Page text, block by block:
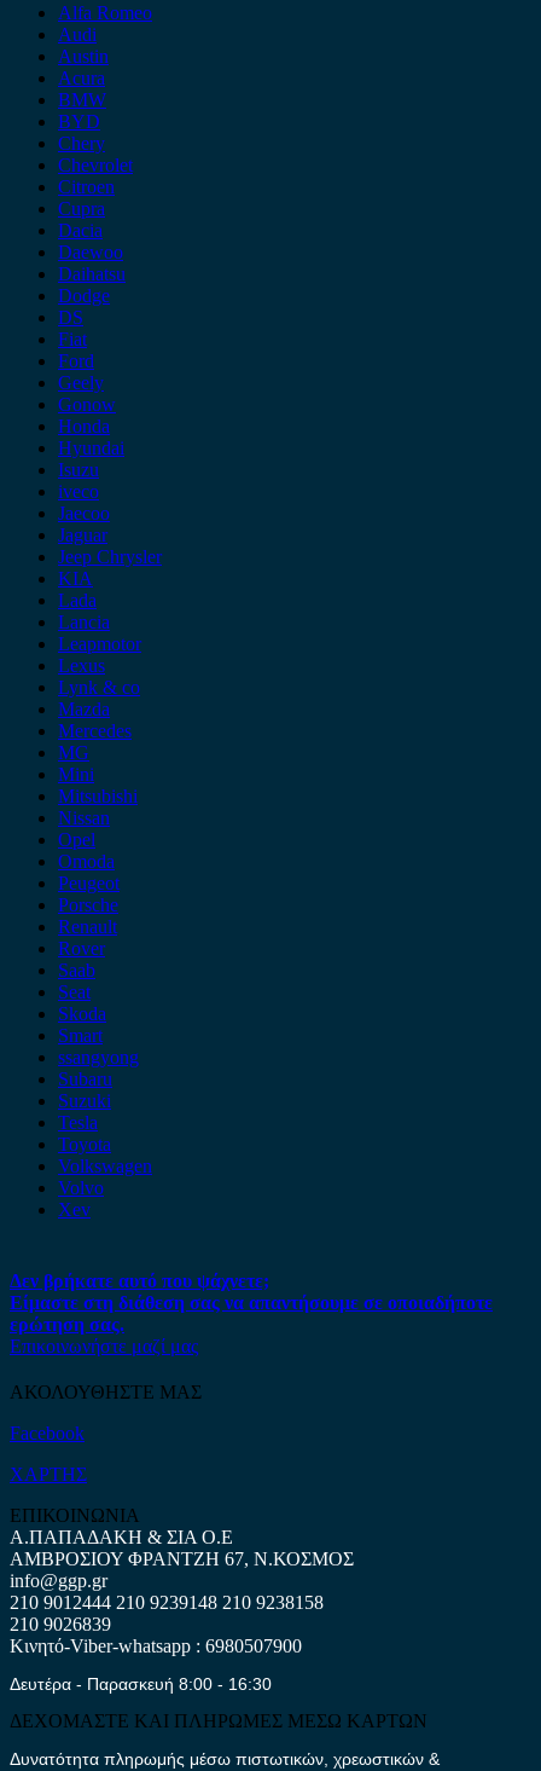
Alfa Romeo
Audi
Austin
Acura
BMW
BYD
Chery
Chevrolet
Citroen
Cupra
Dacia
Daewoo
Daihatsu
Dodge
DS
Fiat
Ford
Geely
Gonow
Honda
Hyundai
Isuzu
iveco
Jaecoo
Jaguar
Jeep Chrysler
KIA
Lada
Lancia
Leapmotor
Lexus
Lynk & co
Mazda
Mercedes
MG
Mini
Mitsubishi
Nissan
Opel
Omoda
Peugeot
Porsche
Renault
Rover
Saab
Seat
Skoda
Smart
ssangyong
Subaru
Suzuki
Tesla
Toyota
Volkswagen
Volvo
Xev
Δεν βρήκατε αυτό που ψάχνετε;
Είμαστε στη διάθεση σας να απαντήσουμε σε οποιαδήποτε
ερώτηση σας.
Επικοινωνήστε μαζί μας
ΑΚΟΛΟΥΘΗΣΤΕ ΜΑΣ
Facebook
ΧΑΡΤΗΣ
ΕΠΙΚΟΙΝΩΝΙΑ
Α.ΠΑΠΑΔΑΚΗ & ΣΙΑ Ο.Ε
ΑΜΒΡΟΣΙΟΥ ΦΡΑΝΤΖΗ 67, Ν.ΚΟΣΜΟΣ
info@ggp.gr
210 9012444 210 9239148 210 9238158
210 9026839
Κινητό-Viber-whatsapp : 6980507900
Δευτέρα - Παρασκευή 8:00 - 16:30
ΔΕΧΟΜΑΣΤΕ ΚΑΙ ΠΛΗΡΩΜΕΣ ΜΕΣΩ ΚΑΡΤΩΝ
Δυνατότητα πληρωμής μέσω πιστωτικών, χρεωστικών &